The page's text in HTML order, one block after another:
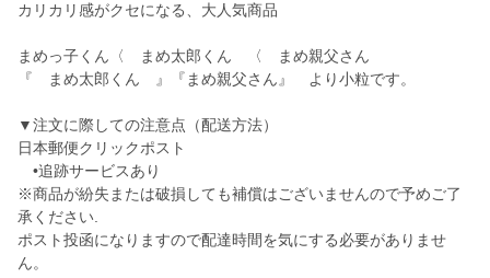
カリカリ感がクセになる、大人気商品
まめっ子くん〈 まめ太郎くん 〈 まめ親父さん
『 まめ太郎くん 』『まめ親父さん』 より小粒です。
▼注文に際しての注意点（配送方法）
日本郵便クリックポスト
•追跡サービスあり
※商品が紛失または破損しても補償はございませんので予めご了
承ください.
ポスト投函になりますので配達時間を気にする必要がありませ
ん。